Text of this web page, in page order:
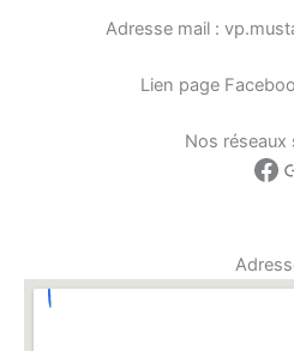
Adresse mail :
Lien page
Nos réseaux